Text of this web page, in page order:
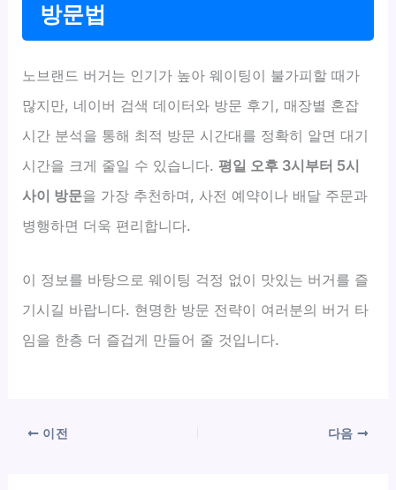
방문법
노브랜드 버거는 인기가 높아 웨이팅이 불가피할 때가
많지만, 네이버 검색 데이터와 방문 후기, 매장별 혼잡
시간 분석을 통해 최적 방문 시간대를 정확히 알면 대기
시간을 크게 줄일 수 있습니다. 평일 오후 3시부터 5시
사이 방문을 가장 추천하며, 사전 예약이나 배달 주문과
병행하면 더욱 편리합니다.
이 정보를 바탕으로 웨이팅 걱정 없이 맛있는 버거를 즐
기시길 바랍니다. 현명한 방문 전략이 여러분의 버거 타
임을 한층 더 즐겁게 만들어 줄 것입니다.
이전 다음